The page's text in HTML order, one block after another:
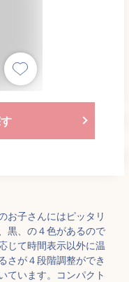
お子さんにはピッタリ
黒、の４色があるので
じて時間表示以外に温
さが４段階調整ができ
ています。コンパクト